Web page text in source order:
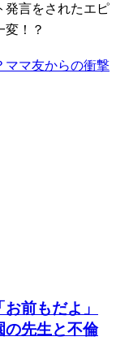
発言をされたエピ
変！？
ママ友からの衝撃
前もだよ」
の先生と不倫